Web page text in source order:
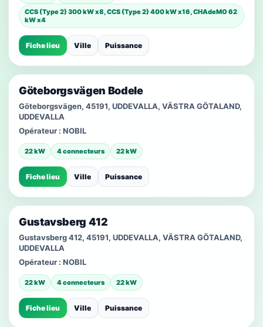
CCS (Type 2) 300 kW x8, CCS (Type 2) 400 kW x16, CHAdeMO 62
kW x4
Fiche lieu Ville Puissance
Göteborgsvägen Bodele
Göteborgsvägen, 45191, UDDEVALLA, VÄSTRA GÖTALAND,
UDDEVALLA
Opérateur : NOBIL
22 kW 4 connecteurs 22 kW
Fiche lieu Ville Puissance
Gustavsberg 412
Gustavsberg 412, 45191, UDDEVALLA, VÄSTRA GÖTALAND,
UDDEVALLA
Opérateur : NOBIL
22 kW 4 connecteurs 22 kW
Fiche lieu Ville Puissance